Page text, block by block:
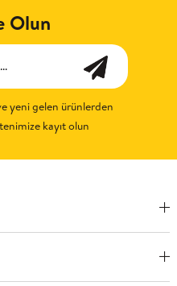
Olun
yeni gelen ürünlerden
kayıt olun